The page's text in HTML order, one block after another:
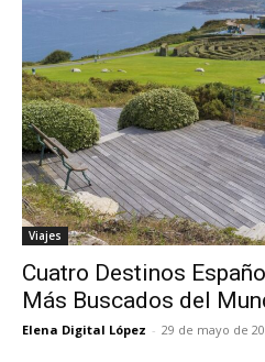
Viajes
Cuatro Destinos
Más Buscados del
Elena Digital López - 29 de mayo de